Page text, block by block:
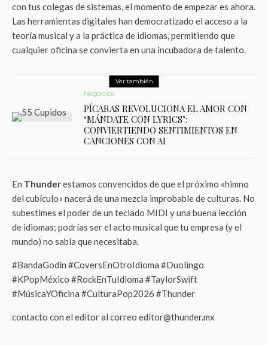
con tus colegas de sistemas, el momento de empezar es ahora.
Las herramientas digitales han democratizado el acceso a la
teoría musical y a la práctica de idiomas, permitiendo que
cualquier oficina se convierta en una incubadora de talento.
Ver también
Negocios
PÍCARAS REVOLUCIONA EL AMOR CON
‘MÁNDATE CON LYRICS’:
CONVIERTIENDO SENTIMIENTOS EN
CANCIONES CON AI
En Thunderestamos convencidos de que el próximo «himno
del cubículo» nacerá de una mezcla improbable de culturas. No
subestimes el poder de un teclado MIDI y una buena lección
de idiomas; podrías ser el acto musical que tu empresa (y el
mundo) no sabía que necesitaba.
#BandaGodín #CoversEnOtroIdioma #Duolingo
#KPopMéxico #RockEnTuIdioma #TaylorSwift
#MúsicaYOficina #CulturaPop2026 #Thunder
contacto con el editor al correo editor@thunder.mx